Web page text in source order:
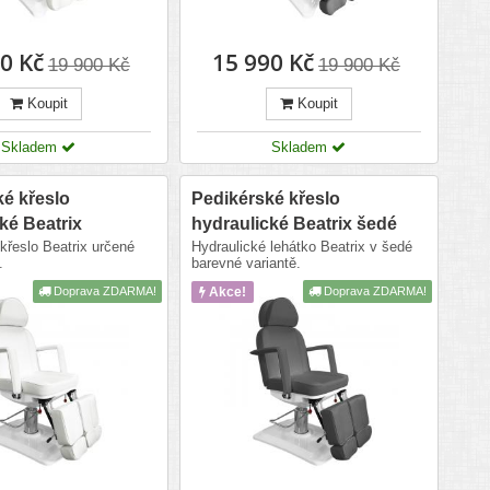
Kč 19 900 Kč
Koupit
Skladem
15 990 Kč 19 900 Kč
Koupit
Skladem
křeslo
Beatrix
Beatrix určené
Doprava ZDARMA!
Pedikérské křeslo
hydraulické Beatrix šedé
Hydraulické lehátko Beatrix v šedé
barevné variantě.
Akce! Doprava ZDARMA!